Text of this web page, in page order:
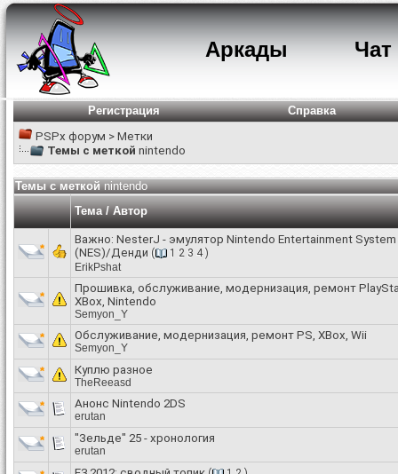
Аркады Чат
Регистрация
Справка
PSPx форум > Метки
Темы с меткой nintendo
Темы с меткойnintendo
Тема / Автор
Важно: NesterJ - эмулятор Nintendo Entertainment System
(NES)/Денди ( 1 2 3 4 )
ErikPshat
Прошивка, обслуживание, модернизация, ремонт
XBox, Nintendo
Semyon_Y
Обслуживание, модернизация, ремонт PS, XBox, Wii
Semyon_Y
Куплю разное
TheReeasd
Анонс Nintendo 2DS
erutan
"Зельде" 25 - хронология
erutan